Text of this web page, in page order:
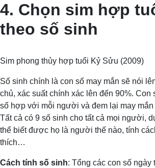
4. Chọn sim hợp
theo số sinh
Sim phong thủy hợp tuổi Kỷ Sửu (2009)
Số sinh chính là con số may mắn sẽ nói
chủ, xác suất chính xác lên đến 90%. Con
số hợp với mỗi người và đem lại may
Tất cả có 9 số sinh cho tất cả mọi người,
thể biết được họ là người thế nào, tính
thích…
Cách tính số sinh: Tổng các con số ngày